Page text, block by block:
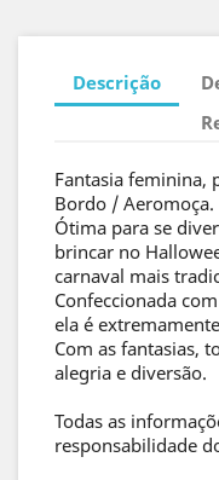
Descrição
Fantasia feminina,
Bordo / Aeromoça.
Ótima para se
brincar no
carnaval mais
Confeccionada
ela é
Com as fantasias,
alegria e diversão.
Todas as
responsabilidade